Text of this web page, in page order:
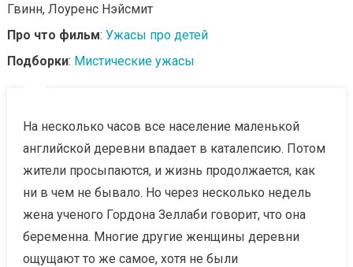
Гвинн, Лоуренс Нэйсмит
Про что фильм: Ужасы про детей
Подборки: Мистические ужасы
На несколько часов все население маленькой
английской деревни впадает в каталепсию. Потом
жители просыпаются, и жизнь продолжается, как
ни в чем не бывало. Но через несколько недель
жена ученого Гордона Зеллаби говорит, что она
беременна. Многие другие женщины деревни
ощущают то же самое, хотя не были